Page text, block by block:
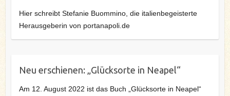
Hier schreibt Stefanie Buommino, die italienbegeisterte
Herausgeberin von portanapoli.de
Neu erschienen: „Glücksorte in Neapel“
Am 12. August 2022 ist das Buch „Glücksorte in Neapel“